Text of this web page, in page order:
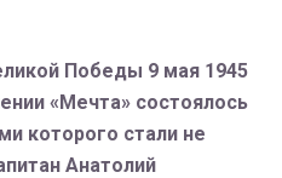
Победы 9 мая 1945
«Мечта» состоялось
которого стали не
Анатолий